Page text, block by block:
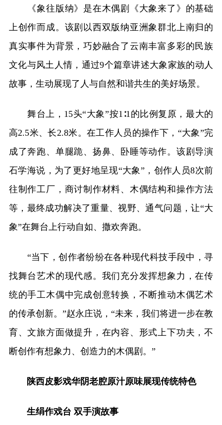
《象往版纳》是在木偶剧《大象来了》的基础
上创作而成。该剧以西双版纳亚洲象群北上南归的
真实事件为背景，巧妙融合了云南丰富多彩的民族
文化与风土人情，通过9个篇章讲述大象家族的动人
故事，生动展现了人与自然和谐共生的美好场景。
舞台上，15头“大象”按1∶1的比例复原，最大的
高2.5米、长2.8米。在工作人员的操作下，“大象”完
成了奔跑、单腿跪、扬鼻、卧睡等动作。该剧导演
石学海说，为了更好地呈现“大象”，创作人员8次前
往制作工厂，商讨制作材料、木偶结构和操作方法
等，最终成功解决了重量、视野、通气问题，让“大
象”在舞台上行动自如、撒欢奔跑。
“当下，创作者纷纷在各种现代科技手段中，寻
找舞台艺术的现代感。我们充分发挥想象力，在传
统的手工木偶中完成创意转换，不断推动木偶艺术
的传承创新。”赵永庄说，“未来，我们将进一步在教
育、文旅方面做提升，在内容、形式上下功夫，不
断创作有想象力、创造力的木偶剧。”
陕西皮影戏华阴老腔原汁原味展现传统特色
生绢作戏台 双手演故事